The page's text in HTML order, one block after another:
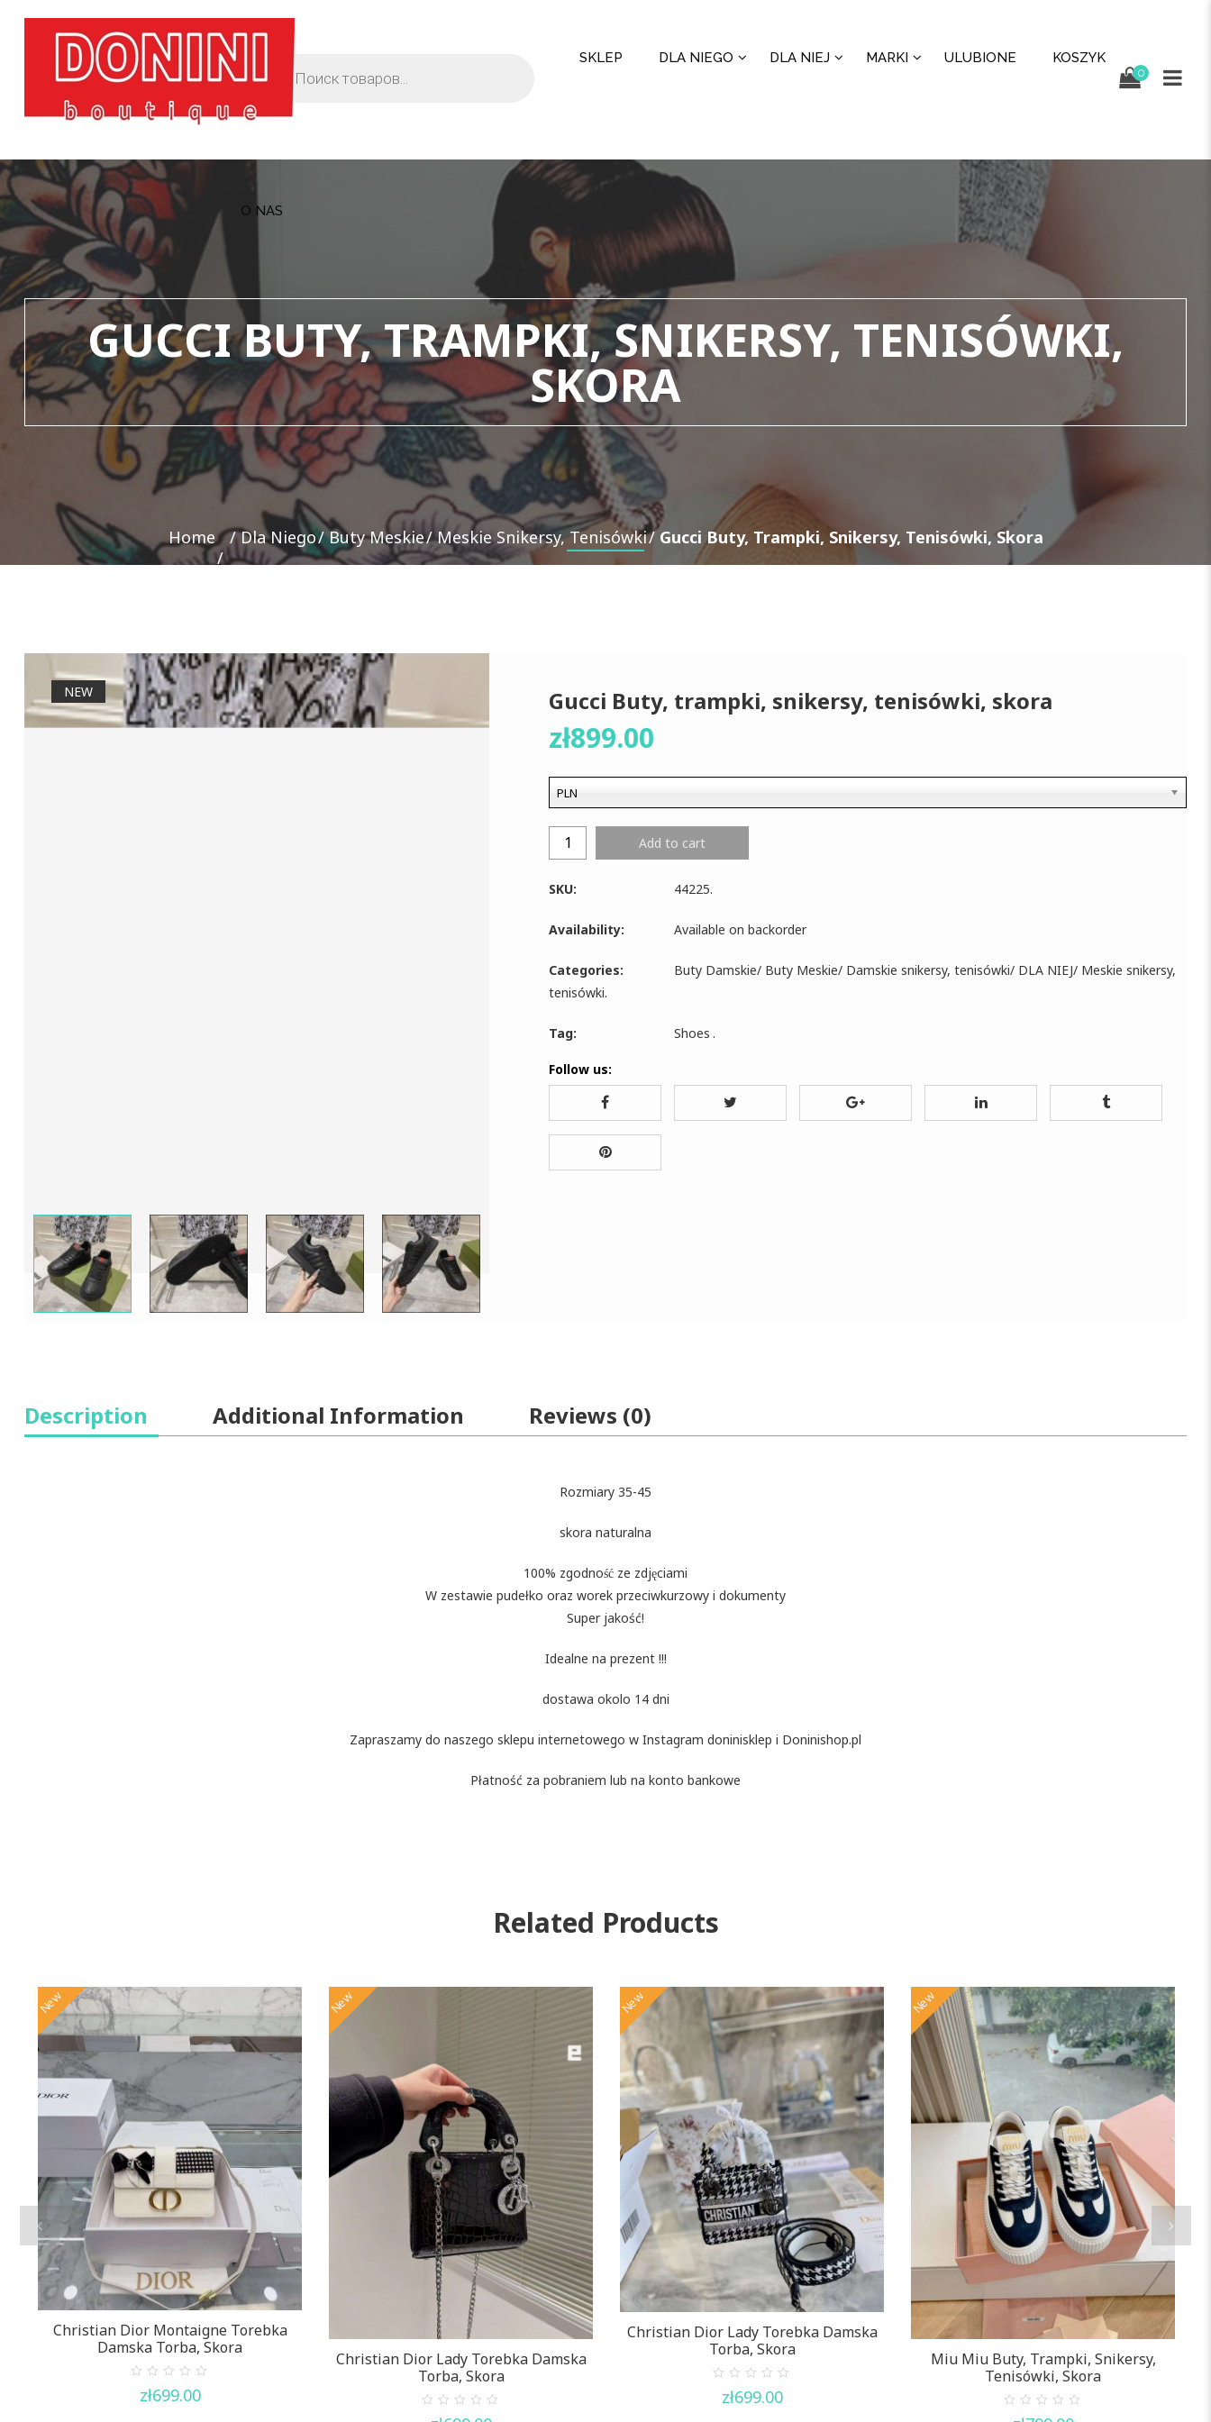
SKLEP DLA NIEGO DLA NIEJ MARKI ULUBIONE KOSZYK
O NAS
0
GUCCI BUTY, TRAMPKI, SNIKERSY, TENISÓWKI,
SKORA
Home Dla Niego Buty Meskie Meskie Snikersy, Tenisówki Gucci Buty, Trampki, Snikersy, Tenisówki, Skora
NEW Gucci Buty, trampki, snikersy, tenisówki, skora
zł899.00
PLN
Add to cart
SKU: 44225.
Availability: Available on backorder
Categories: Buty Damskie/ Buty Meskie/ Damskie snikersy, tenisówki/ DLA NIEJ/ Meskie snikersy,
tenisówki.
Tag: Shoes .
Follow us:
Description Additional Information Reviews (0)
Rozmiary 35-45
skora naturalna
100% zgodność ze zdjęciami
W zestawie pudełko oraz worek przeciwkurzowy i dokumenty
Super jakość!
Idealne na prezent !!!
dostawa okolo 14 dni
Zapraszamy do naszego sklepu internetowego w Instagram doninisklep i Doninishop.pl
Płatność za pobraniem lub na konto bankowe
Related Products
New
Christian Dior Montaigne Torebka
Damska Torba, Skora
out
zł699.00
New
Christian Dior Lady Torebka Damska
Torba, Skora
New
Christian Dior Lady Torebka Damska
Torba, Skora
out
zł699.00
New
Miu Miu Buty, Trampki, Snikersy,
Tenisówki, Skora